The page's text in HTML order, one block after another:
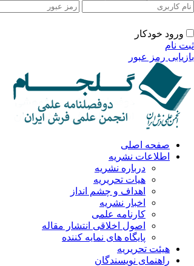
ورود خودکار
ثبت نام
بازیابی رمز عبور
صفحه اصلی
اطلاعات نشریه
درباره نشریه
هیات تحریریه
اهداف و چشم انداز
اخبار نشریه
کارنامه علمی
اصول اخلاقی انتشار مقاله
پایگاه های نمایه کننده
هیئت تحریریه
راهنمای نویسندگان